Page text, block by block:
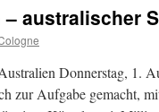
– australischer
Donnerstag, 1.
zur Aufgabe gemacht,